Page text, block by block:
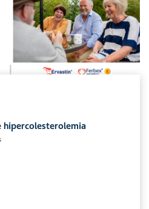
hipercolesterolemia